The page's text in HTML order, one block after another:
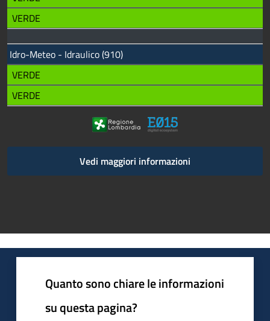
VERDE
Idro-Meteo - Idraulico (910)
VERDE
VERDE
Vedi maggiori informazioni
Quanto sono chiare le informazioni
su questa pagina?